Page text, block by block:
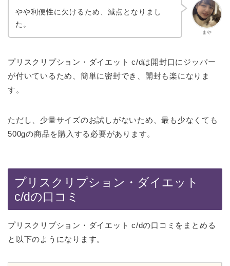
まや
やや利便性に欠けるため、減点となりまし
た。
プリスクリプション・ダイエット c/dは開封口にジッパー
が付いているため、簡単に密封でき、開封も楽になりま
す。
ただし、少量サイズのお試しがないため、最も少なくても
500gの商品を購入する必要があります。
プリスクリプション・ダイエット
c/dの口コミ
プリスクリプション・ダイエット c/dの口コミをまとめる
と以下のようになります。